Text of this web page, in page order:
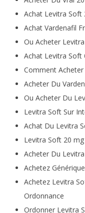
Achat Levitra Soft
Achat Vardenafil
Ou Acheter
Achat Levitra Soft
Comment
Acheter Du
Ou Acheter Du
Levitra Soft Sur
Achat Du Levitra
Levitra Soft 20
Acheter Du
Achetez
Achetez Levitra
Ordonnance
Ordonner Levitra